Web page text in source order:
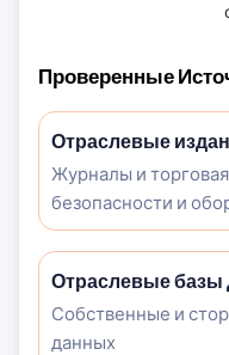
Проверенные
Отраслевые
Журналы и
безопасности и
Отраслевые
Собственные и
данных